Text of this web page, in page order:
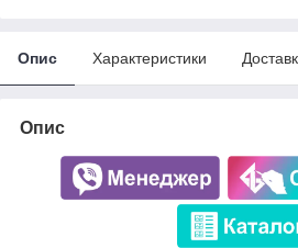
Опис Характеристики
Опис